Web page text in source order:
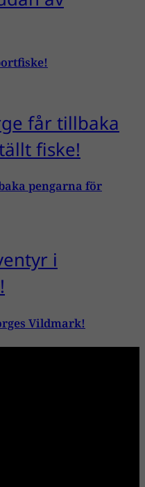
pengarna för
Vildmark!